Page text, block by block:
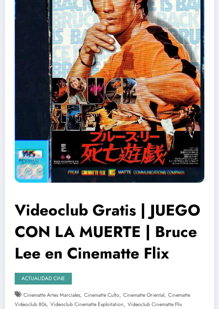
Videoclub Gratis | JUEGO
CON LA MUERTE | Bruce
Lee en Cinematte Flix
ACTUALIDAD CINE
Cinematte Artes Marciales, Cinematte Culto, Cinematte Oriental, Cinematte
Videoclub 80s, Videoclub Cinematte Exploitation, Videoclub Cinematte Flix